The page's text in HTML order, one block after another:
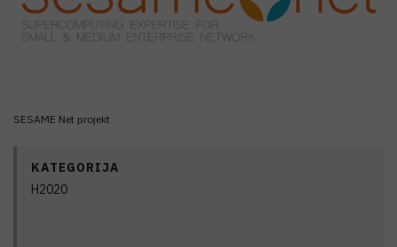
SESAME Net projekt
KATEGORIJA
H2020